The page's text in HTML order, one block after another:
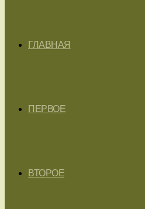
ГЛАВНАЯ
ПЕРВОЕ
ВТОРОЕ